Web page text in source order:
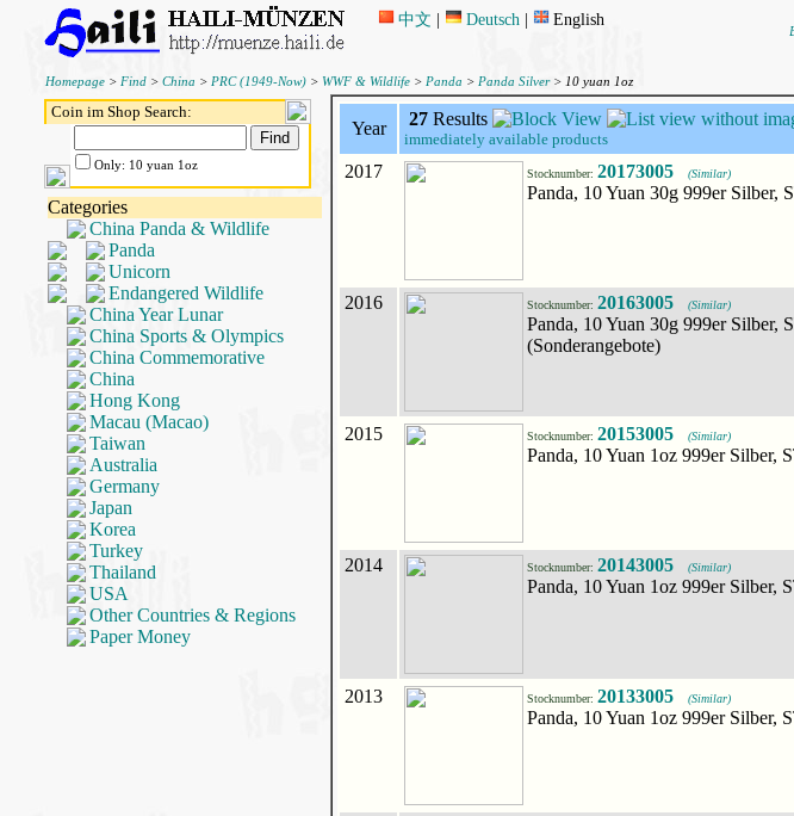
中文 | Deutsch | English
Homepage > Find > China > PRC (1949-Now) > WWF & Wildlife > Panda > Panda Silver> 10 yuan 1oz
Coin im Shop Search:
Only: 10 yuan 1oz
Categories
China Panda & Wildlife
Panda
Unicorn
Endangered Wildlife
China Year Lunar
China Sports & Olympics
China Commemorative
China
Hong Kong
Macau (Macao)
Taiwan
Australia
Germany
Japan
Korea
Turkey
Thailand
USA
Other Countries & Regions
Paper Money
Year 27 Results
immediately available products
2017 Stocknumber: 20173005 (Similar)
Panda, 10 Yuan 30g 999er Silber,
2016 Stocknumber: 20163005 (Similar)
Panda, 10 Yuan 30g 999er Silber,
(Sonderangebote)
2015 Stocknumber: 20153005 (Similar)
Panda, 10 Yuan 1oz 999er Silber,
2014 Stocknumber: 20143005 (Similar)
Panda, 10 Yuan 1oz 999er Silber,
2013 Stocknumber: 20133005 (Similar)
Panda, 10 Yuan 1oz 999er Silber,